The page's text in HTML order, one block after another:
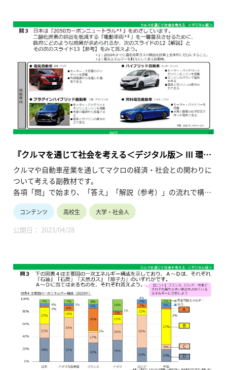
そして外国人労働者に着目しながら日本の製造業の特質を考察
することを狙いとしています。
『クルマを通じて社会を考える＜デジタル版＞ III 環境
問題と政策』
クルマや自動車産業を通してマクロの経済・社会との関わりに
ついて考える副教材です。
各項「問」で始まり、「答え」「解説（参考）」の流れで構成
され、授業形態の多様化や生徒の皆さんの自主学習にも対応で
きる仕様です。
この「III 環境問題と政策」では、日本の環境に対する諸政策に
加え、
コンテンツ 高校生 大学・社会人
公開日： 2023/04/28